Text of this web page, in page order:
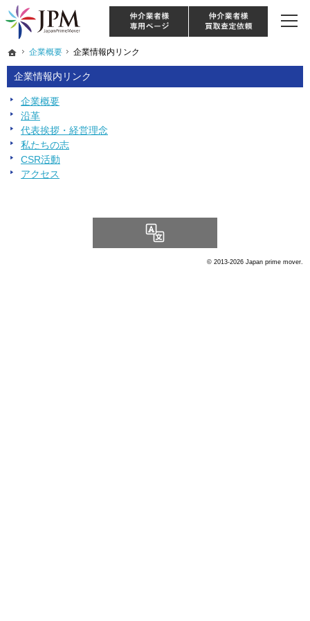
ホーム
企業概要 企業情報内リンク
企業情報内リンク
東京・神奈川・埼玉・千葉のリノベーション住宅や中古マンションを手がける会
【物件買取強化中！】リノベーション住宅・不動産・中古マンションならJPM
企業概要
沿革
代表挨拶・経営理念
私たちの志
CSR活動
アクセス
ホーム
企業概要 企業情報内リンク
© 2013-2026 Japan prime mover.